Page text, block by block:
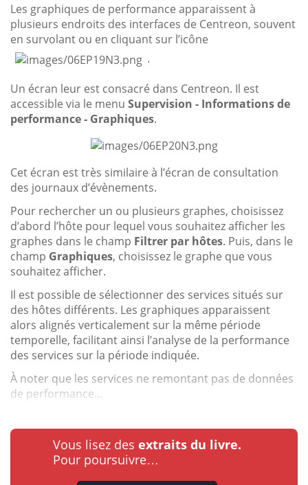
Les graphiques de performance apparaissent à
plusieurs endroits des interfaces de Centreon, souvent
en survolant ou en cliquant sur l’icône
.
Un écran leur est consacré dans Centreon. Il est
accessible via le menu Supervision - Informations de
performance - Graphiques.
Cet écran est très similaire à l’écran de consultation
des journaux d’évènements.
Pour rechercher un ou plusieurs graphes, choisissez
d’abord l’hôte pour lequel vous souhaitez afficher les
graphes dans le champ Filtrer par hôtes. Puis, dans le
champ Graphiques, choisissez le graphe que vous
souhaitez afficher.
Il est possible de sélectionner des services situés sur
des hôtes différents. Les graphiques apparaissent
alors alignés verticalement sur la même période
temporelle, facilitant ainsi l’analyse de la performance
des services sur la période indiquée.
À noter que les services ne remontant pas de données
de performance...
Vous lisez des extraits du livre.
Pour poursuivre…